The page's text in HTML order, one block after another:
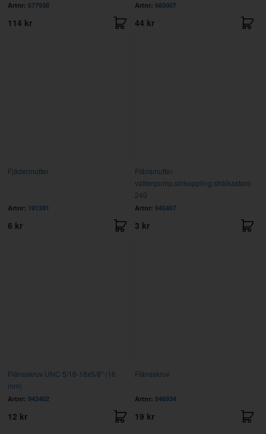
Artnr: 677938
114 kr
Artnr: 685007
44 kr
Fjädermutter
Artnr: 191391
6 kr
Flänsmutter
vattenpump,slirkoppling,strålkastare
240
Artnr: 945407
3 kr
Flänsskruv UNC 5/16-18x5/8" (16
mm)
Artnr: 942402
12 kr
Flänsskruv
Artnr: 946934
19 kr